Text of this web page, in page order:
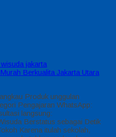
jakarta
Berkualita Jakarta Utara
Produk unggulan
Pengajaran WhatsApp:
langsung:
Berstatus sebagai Detik
Karena itulah sekolah,